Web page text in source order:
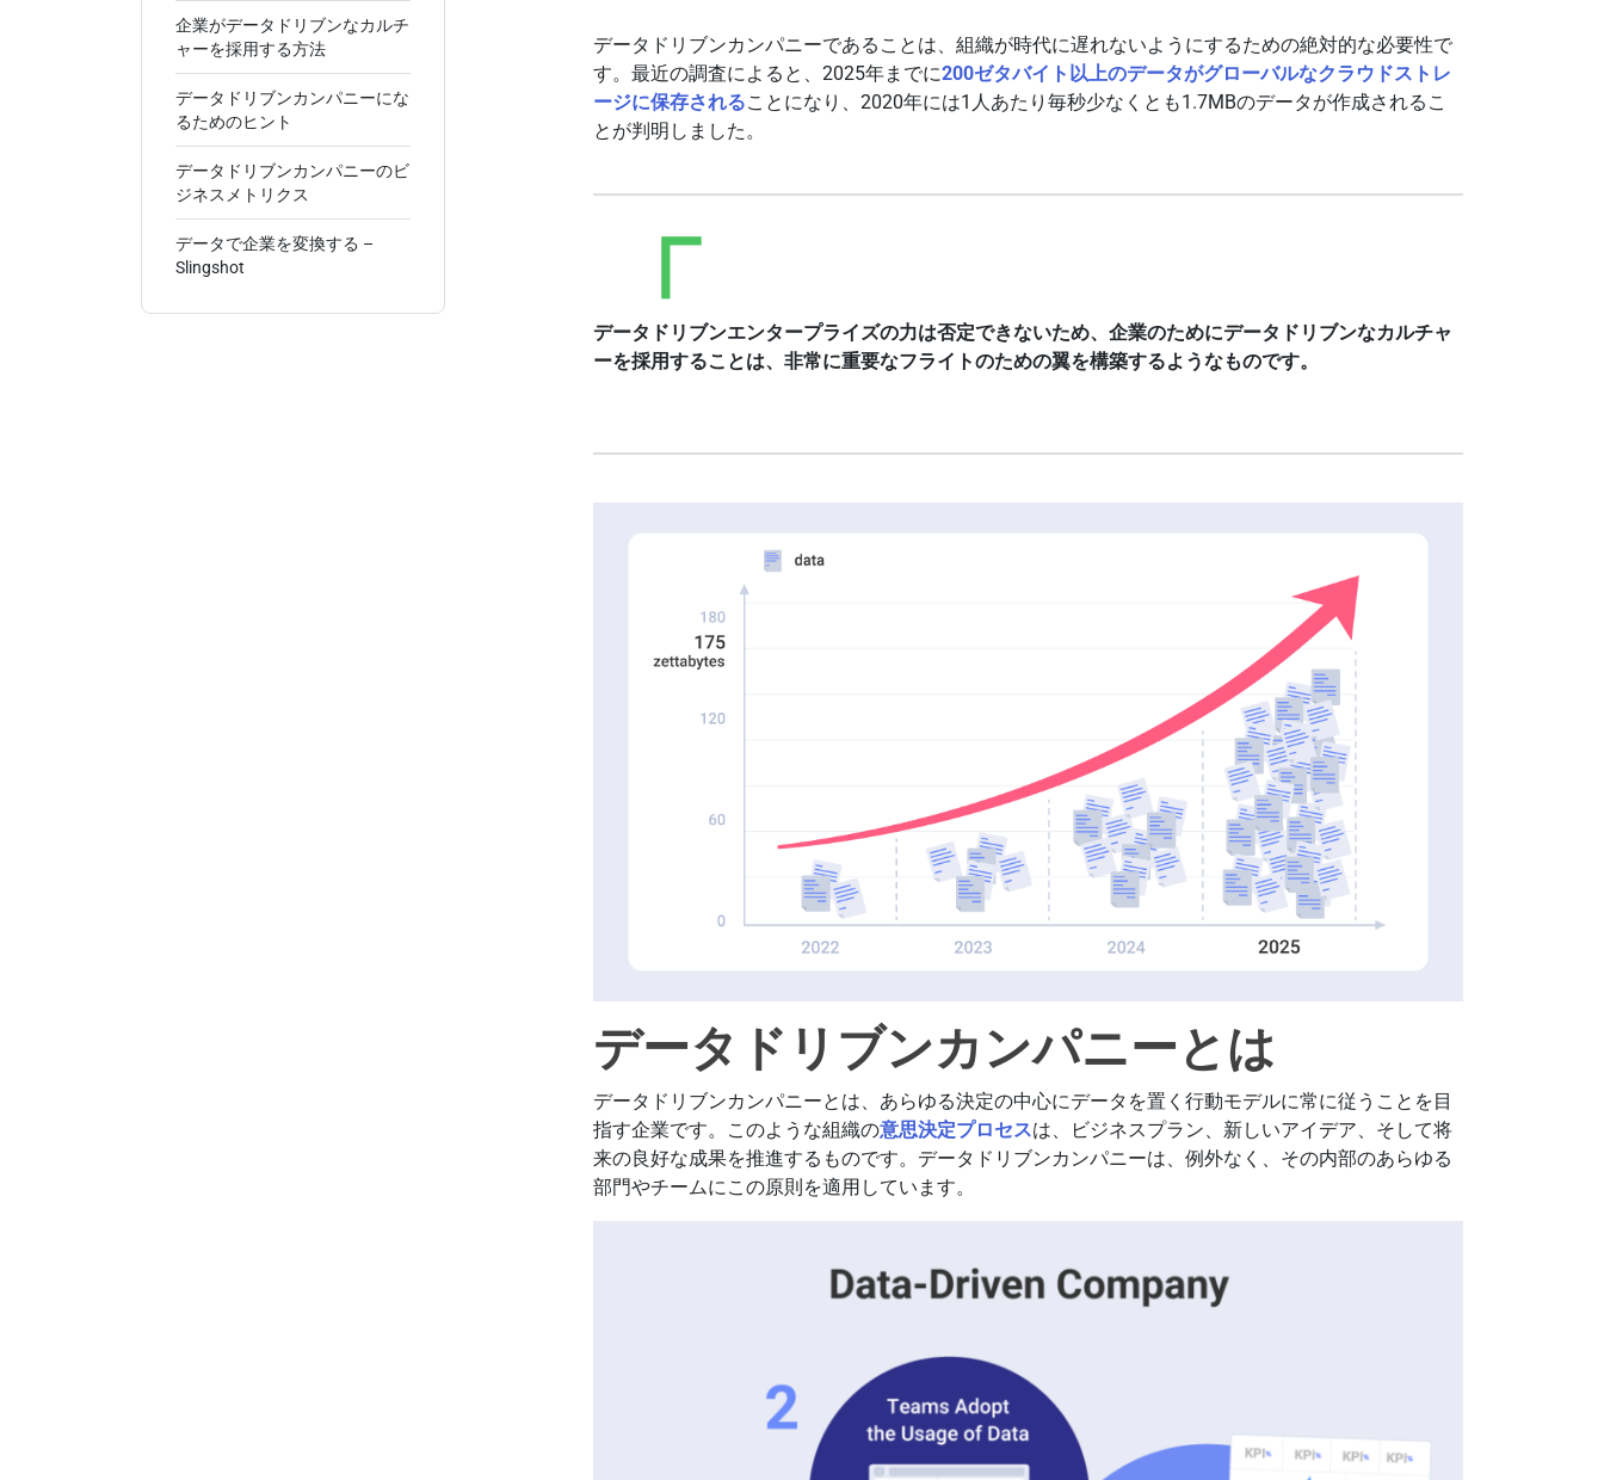
企業がデータドリブンなカルチ
ャーを採用する方法
データドリブンカンパニーにな
るためのヒント
データドリブンカンパニーのビ
ジネスメトリクス
データで企業を変換する –
Slingshot
データドリブンカンパニーであることは、組織が時代に遅れないようにするための絶対的な必要性で
す。最近の調査によると、2025年までに200ゼタバイト以上のデータがグローバルなクラウドストレ
ージに保存されることになり、2020年には1人あたり毎秒少なくとも1.7MBのデータが作成されるこ
とが判明しました。
データドリブンエンタープライズの力は否定できないため、企業のためにデータドリブンなカルチャ
ーを採用することは、非常に重要なフライトのための翼を構築するようなものです。
データドリブンカンパニーとは
データドリブンカンパニーとは、あらゆる決定の中心にデータを置く行動モデルに常に従うことを目
指す企業です。このような組織の意思決定プロセスは、ビジネスプラン、新しいアイデア、そして将
来の良好な成果を推進するものです。データドリブンカンパニーは、例外なく、その内部のあらゆる
部門やチームにこの原則を適用しています。